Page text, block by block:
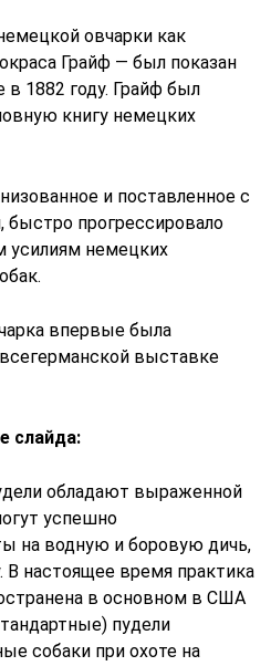
овчарки как
Грайф — был показан
1882 году. Грайф был
книгу немецких
и поставленное с
прогрессировало
усилиям немецких
впервые была
выставке
слайда:
обладают выраженной
успешно
на водную и боровую дичь,
настоящее время практика
в основном в США
пудели
собаки при охоте на